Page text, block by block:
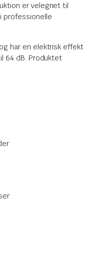
er velegnet til
professionelle
har en elektrisk effekt
64 dB. Produktet